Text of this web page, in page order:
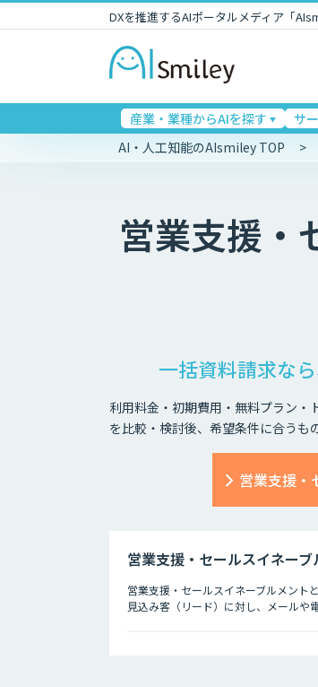
DXを推進するAIポータルメディア「
産業・業種からAIを探す サ
AI・人工知能のAIsmiley TOP
営業支援・
一括資料請求な
利用料金・初期費用・無料プラン・
を比較・検討後、希望条件に合うも
営業支援・
営業支援・セールスイネーブ
営業支援・セールスイネーブルメント
見込み客（リード）に対し、メールや